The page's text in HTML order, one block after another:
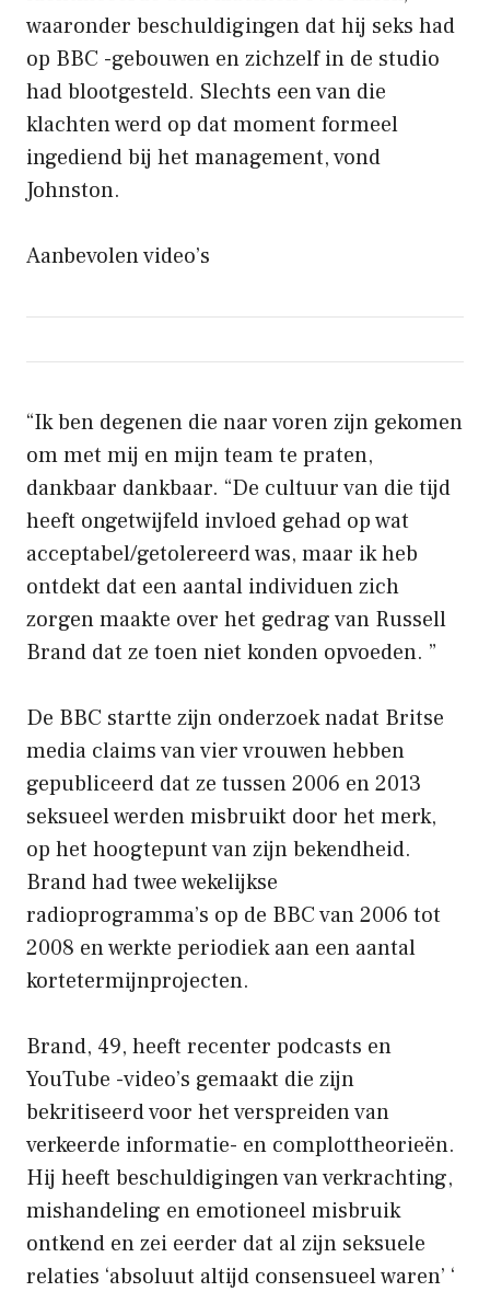
waaronder beschuldigingen dat hij seks had
op BBC -gebouwen en zichzelf in de studio
had blootgesteld. Slechts een van die
klachten werd op dat moment formeel
ingediend bij het management, vond
Johnston.
Aanbevolen video’s
“Ik ben degenen die naar voren zijn gekomen
om met mij en mijn team te praten,
dankbaar dankbaar. “De cultuur van die tijd
heeft ongetwijfeld invloed gehad op wat
acceptabel/getolereerd was, maar ik heb
ontdekt dat een aantal individuen zich
zorgen maakte over het gedrag van Russell
Brand dat ze toen niet konden opvoeden. ”
De BBC startte zijn onderzoek nadat Britse
media claims van vier vrouwen hebben
gepubliceerd dat ze tussen 2006 en 2013
seksueel werden misbruikt door het merk,
op het hoogtepunt van zijn bekendheid.
Brand had twee wekelijkse
radioprogramma’s op de BBC van 2006 tot
2008 en werkte periodiek aan een aantal
kortetermijnprojecten.
Brand, 49, heeft recenter podcasts en
YouTube -video’s gemaakt die zijn
bekritiseerd voor het verspreiden van
verkeerde informatie- en complottheorieën.
Hij heeft beschuldigingen van verkrachting,
mishandeling en emotioneel misbruik
ontkend en zei eerder dat al zijn seksuele
relaties ‘absoluut altijd consensueel waren’ ‘